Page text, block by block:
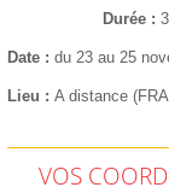
Durée
Date du 23 au 25
Lieu A distance
VOS